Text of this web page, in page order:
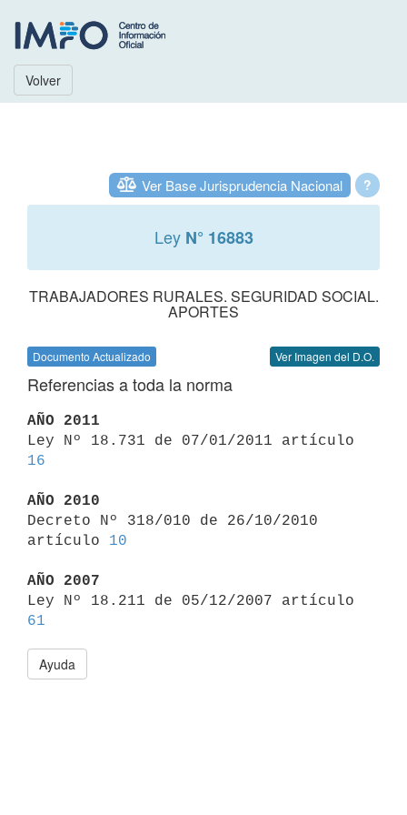
Volver
?
Ver Base Jurisprudencia Nacional
Ley N° 16883
TRABAJADORES RURALES. SEGURIDAD SOCIAL.
APORTES
Documento Actualizado Ver Imagen del D.O.
Referencias a toda la norma
AÑO 2011
16
AÑO 2010
Decreto Nº 318/010 de 26/10/2010
artículo 10
AÑO 2007
61
Ayuda